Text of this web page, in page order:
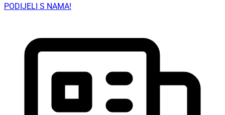
PODIJELI S NAMA!